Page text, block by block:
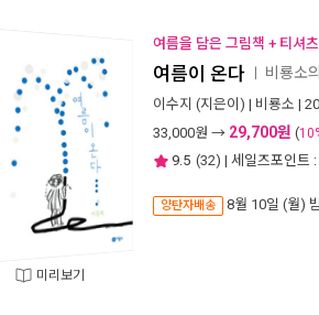
미리보기
여름을 담은 그림책 + 티셔
여름이 온다 비룡소
이수지 (지은이) | 비룡소 |
33,000원 → 29,700원 (
9.5 (32) | 세일즈포인트 :
양탄자배송 8월 10일 (월)